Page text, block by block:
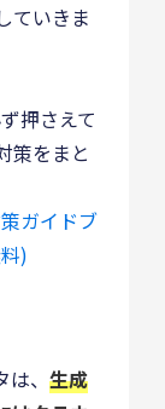
ていきま
押さえて
策をまと
ガイドブ
)
、 生成